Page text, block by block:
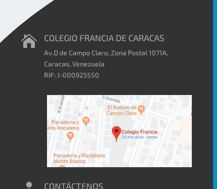
 COLEGIO FRANCIA DE CARACAS
Av.D de Campo Claro, Zona Postal 1071A,
Caracas, Venezuela
RIF: J-000925550
CONTÁCTENOS